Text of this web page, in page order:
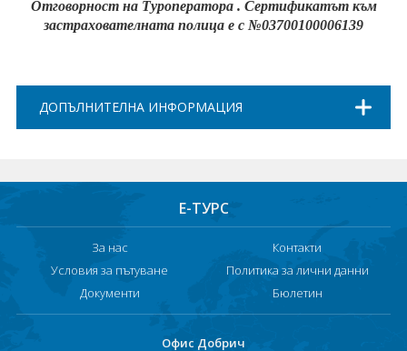
Отговорност на Туроператора . Сертификатът към
застрахователната полица е с №03700100006139
ДОПЪЛНИТЕЛНА ИНФОРМАЦИЯ
Е-ТУРС
За нас
Контакти
Условия за пътуване
Политика за лични данни
Документи
Бюлетин
Офис Добрич